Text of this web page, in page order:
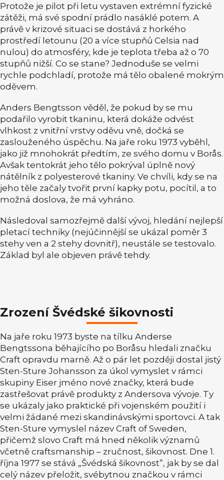
Protože je pilot při letu vystaven extrémní fyzické
zátěži, má své spodní prádlo nasáklé potem. A
právě v krizové situaci se dostává z horkého
prostředí letounu (20 a více stupňů Celsia nad
nulou) do atmosféry, kde je teplota třeba až o 70
stupňů nižší. Co se stane? Jednoduše se velmi
rychle podchladí, protože má tělo obalené mokrým
oděvem.
Anders Bengtsson věděl, že pokud by se mu
podařilo vyrobit tkaninu, která dokáže odvést
vlhkost z vnitřní vrstvy oděvu vně, dočká se
zaslouženého úspěchu. Na jaře roku 1973 vyběhl,
jako již mnohokrát předtím, ze svého domu v Borås.
Avšak tentokrát jeho tělo pokrýval úplně nový
nátělník z polyesterové tkaniny. Ve chvíli, kdy se na
jeho těle začaly tvořit první kapky potu, pocítil, a to
možná doslova, že má vyhráno.
Následoval samozřejmě další vývoj, hledání nejlepší
pletací techniky (nejúčinnější se ukázal poměr 3
stehy ven a 2 stehy dovnitř), neustále se testovalo.
Základ byl ale objeven právě tehdy.
Zrození Švédské šikovnosti
Na jaře roku 1973 byste na tílku Anderse
Bengtssona běhajícího po Boråsu hledali značku
Craft opravdu marně. Až o pár let později dostal jistý
Sten-Sture Johansson za úkol vymyslet v rámci
skupiny Eiser jméno nové značky, která bude
zastřešovat právě produkty z Andersova vývoje. Ty
se ukázaly jako praktické při vojenském použití i
velmi žádané mezi skandinávskými sportovci. A tak
Sten-Sture vymyslel název Craft of Sweden,
přičemž slovo Craft má hned několik významů
včetně craftsmanship – zručnost, šikovnost. Dne 1.
října 1977 se stává „Švédská šikovnost”, jak by se dal
celý název přeložit, svébytnou značkou v rámci